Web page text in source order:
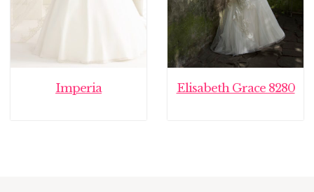
Imperia Elisabeth Grace 8280